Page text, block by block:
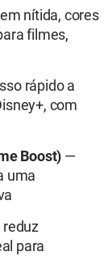
nítida, cores
filmes,
rápido a
com
Boost) —
uma
para